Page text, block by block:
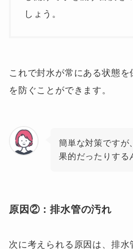
しょう。
これで封水が常にある状態を
を防ぐことができます。
簡単な対策ですが
果的だったりする
原因②：排水管の汚れ
次に考えられる原因は、排